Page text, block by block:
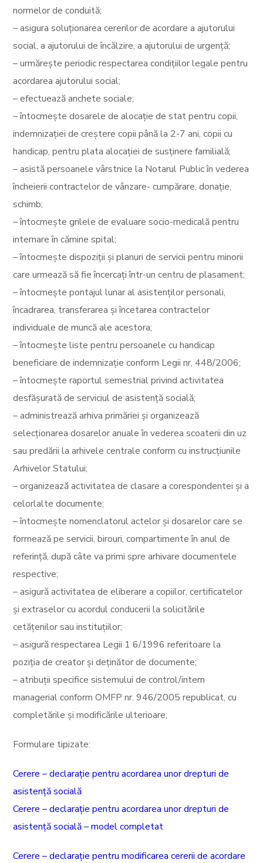
normelor de conduită;
– asigura soluționarea cererilor de acordare a ajutorului
social, a ajutorului de încălzire, a ajutorului de urgență;
– urmărește periodic respectarea condițiilor legale pentru
acordarea ajutorului social;
– efectuează anchete sociale;
– întocmește dosarele de alocație de stat pentru copii,
indemnizației de creștere copii până la 2-7 ani, copii cu
handicap, pentru plata alocației de susținere familială;
– asistă persoanele vârstnice la Notarul Public în vederea
încheierii contractelor de vânzare- cumpărare, donație,
schimb;
– întocmește grilele de evaluare socio-medicală pentru
internare în cămine spital;
– întocmește dispoziții și planuri de servicii pentru minorii
care urmează să fie încercați într-un centru de plasament;
– întocmește pontajul lunar al asistenților personali,
încadrarea, transferarea și încetarea contractelor
individuale de muncă ale acestora;
– întocmește liste pentru persoanele cu handicap
beneficiare de indemnizație conform Legii nr, 448/2006;
– întocmește raportul semestrial privind activitatea
desfășurată de serviciul de asistență socială;
– administrează arhiva primăriei și organizează
selecționarea dosarelor anuale în vederea scoaterii din uz
sau predării la arhivele centrale conform cu instrucțiunile
Arhivelor Statului;
– organizează activitatea de clasare a corespondentei și a
celorlalte documente;
– întocmește nomenclatorul actelor și dosarelor care se
formează pe servicii, birouri, compartimente în anul de
referință, după câte va primi spre arhivare documentele
respective;
– asigură activitatea de eliberare a copiilor, certificatelor
și extraselor cu acordul conducerii la solicitările
cetățenilor sau instituțiilor;
– asigură respectarea Legii 1 6/1996 referitoare la
poziția de creator și deținător de documente;
– atribuții specifice sistemului de control/intern
managerial conform OMFP nr. 946/2005 republicat, cu
completările și modificările ulterioare;
Formulare tipizate:
Cerere – declarație pentru acordarea unor drepturi de
asistență socială
Cerere – declarație pentru acordarea unor drepturi de
asistență socială – model completat
Cerere – declarație pentru modificarea cererii de acordare